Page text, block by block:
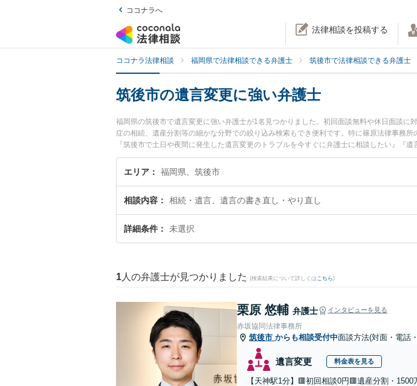
ココナラへ
法律相談を投稿する
ココナラ法律相談 福岡県で法律相談できる弁護士 筑後市で法律相談できる弁護士
筑後市の遺言変更に強い弁護士
福岡県の筑後市で遺言変更に強い弁護士が1名見つかりました。初回面談無料や休日面談
症の相続、遺産分割等の細かな分野での絞り込み検索もでき便利です。特に篠原法律事務
『筑後市で土日や夜間に発生した遺言変更のトラブルを今すぐに弁護士に相談したい』『
変更を法律相談できる筑後市内の弁護士に相談予約したい』などでお困りの相談者さんにお
エリア 福岡県、筑後市
相談内容 相続・遺言、遺言の書き直し・やり直し
詳細条件 未選択
1 人の弁護士が見つかりました (検索結果について詳しくは こちら)
栗原 悠輔 弁護士 インタビューを見る
赤坂協同法律事務所
筑後市 からも相談受付中面談方法(対面・電話
遺言変更 料金表を見る
【天神駅1分】🟥初回相談0円🟥遺産分割・